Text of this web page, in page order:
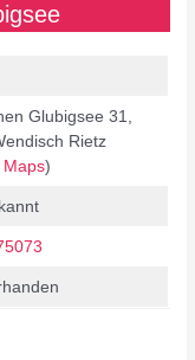
Glubigsee 31,
Rietz
Maps)